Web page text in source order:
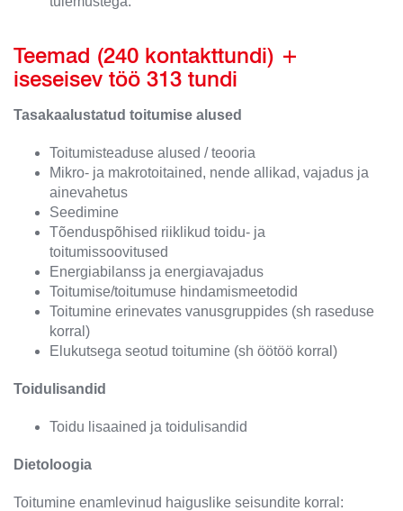
Teemad (240 kontakttundi) +
iseseisev töö 313 tundi
Tasakaalustatud toitumise alused
Toitumisteaduse alused / teooria
Mikro- ja makrotoitained, nende allikad, vajadus ja
ainevahetus
Seedimine
Tõenduspõhised riiklikud toidu- ja
toitumissoovitused
Energiabilanss ja energiavajadus
Toitumise/toitumuse hindamismeetodid
Toitumine erinevates vanusgruppides (sh raseduse
korral)
Elukutsega seotud toitumine (sh öötöö korral)
Toidulisandid
Toidu lisaained ja toidulisandid
Dietoloogia
Toitumine enamlevinud haiguslike seisundite korral: